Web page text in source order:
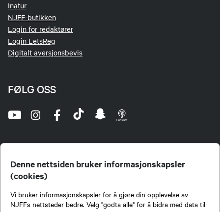
Denne nettsiden bruker informasjonskapsler
(cookies)
Vi bruker informasjonskapsler for å gjøre din opplevelse av
NJFFs nettsteder bedre. Velg "godta alle" for å bidra med data til
Inatur
NJFF-butikken
Login for redaktører
Login LetsReg
Digitalt aversjonsbevis
FØLG OSS
jegere og sportsfiskere og et av de viktigste miljøene for formidling av kunnskap om jakt og
fiske i Norge. Vi er en partipolitisk nøytral organisasjon, men har et sterkt jakt-, fiske-, og